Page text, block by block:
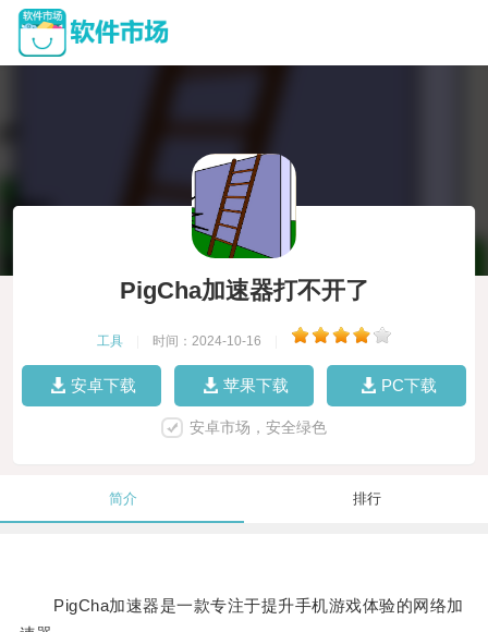
PigCha加速器打不开了
工具 时间：2024-10-16
安卓下载 苹果下载 PC下载
安卓市场，安全绿色
简介 排行
PigCha加速器是一款专注于提升手机游戏体验的网络加